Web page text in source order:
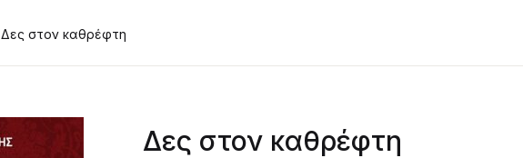
Δες στον καθρέφτη
Δες στον καθρέφτη